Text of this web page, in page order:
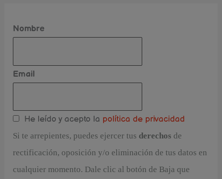
Nombre
Email
He leído y acepto la política de privacidad
Si te arrepientes, puedes ejercer tus derechos de
rectificación, oposición y/o eliminación de tus datos en
cualquier momento. Dale clic al botón de Baja que